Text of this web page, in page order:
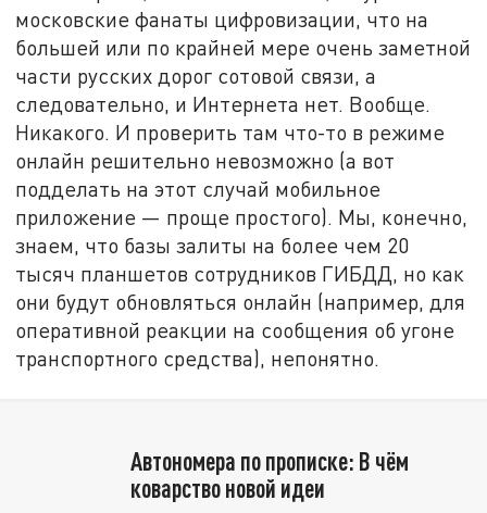
московские фанаты цифровизации, что на
большей или по крайней мере очень заметной
части русских дорог сотовой связи, а
следовательно, и Интернета нет. Вообще.
Никакого. И проверить там что-то в режиме
онлайн решительно невозможно (а вот
подделать на этот случай мобильное
приложение — проще простого). Мы, конечно,
знаем, что базы залиты на более чем 20
тысяч планшетов сотрудников ГИБДД, но как
они будут обновляться онлайн (например, для
оперативной реакции на сообщения об угоне
транспортного средства), непонятно.
Автономера по прописке: В чём
коварство новой идеи